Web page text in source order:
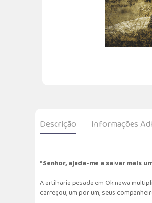
Descrição Informações
"Senhor, ajuda-me a salvar mais
A artilharia pesada em Okinawa
carregou, um por um, seus